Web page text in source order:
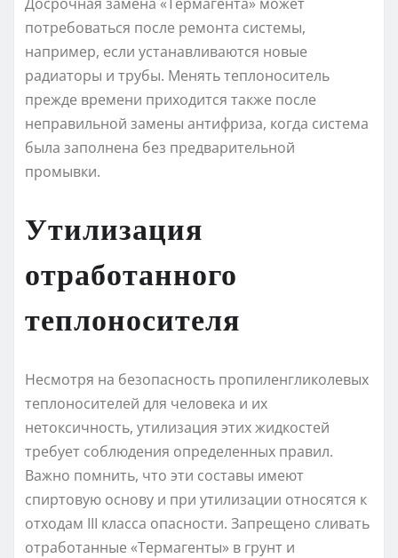
потребоваться после ремонта системы,
например, если устанавливаются новые
радиаторы и трубы. Менять теплоноситель
прежде времени приходится также после
неправильной замены антифриза, когда система
была заполнена без предварительной
промывки.
Утилизация
отработанного
теплоносителя
Несмотря на безопасность пропиленгликолевых
теплоносителей для человека и их
нетоксичность, утилизация этих жидкостей
требует соблюдения определенных правил.
Важно помнить, что эти составы имеют
спиртовую основу и при утилизации относятся к
отходам III класса опасности. Запрещено сливать
отработанные «Термагенты» в грунт и